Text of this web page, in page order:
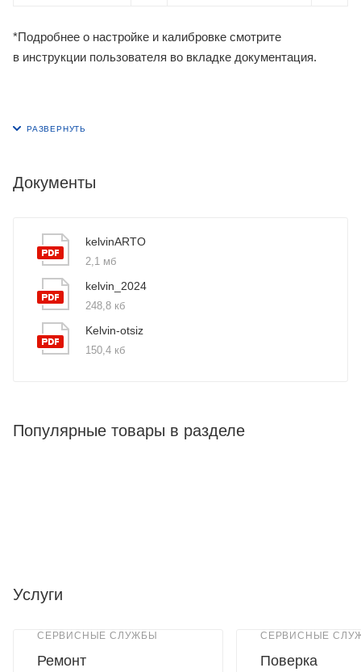
*Подробнее о настройке и калибровке смотрите
в инструкции пользователя во вкладке документация.
Документы
kelvinARTO
2,1 мб
kelvin_2024
248,8 кб
Kelvin-otsiz
150,4 кб
Популярные товары в разделе
Услуги
СЕРВИСНЫЕ СЛУЖБЫ
Ремонт
СЕРВИСНЫЕ
Поверка